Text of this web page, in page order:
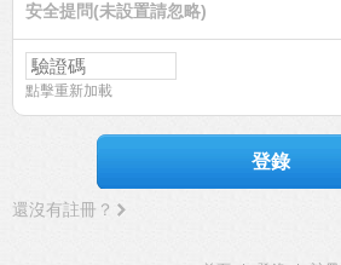
安全提問(未設置請忽略)
點擊重新加載
登錄
還沒有註冊？